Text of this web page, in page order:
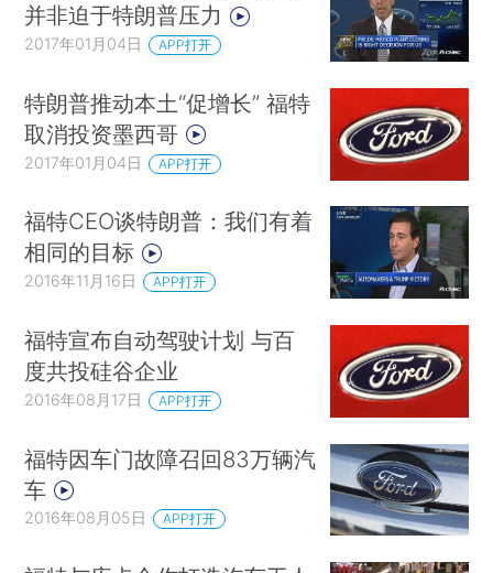
并非迫于特朗普压力
2017年01月04日 APP打开
特朗普推动本土“促增长” 福特
取消投资墨西哥
2017年01月04日 APP打开
福特CEO谈特朗普：我们有着
相同的目标
2016年11月16日 APP打开
福特宣布自动驾驶计划 与百
度共投硅谷企业
2016年08月17日 APP打开
福特因车门故障召回83万辆汽
车
2016年08月05日 APP打开